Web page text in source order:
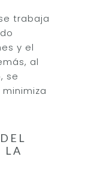
trabaja
y el
al
se
LA